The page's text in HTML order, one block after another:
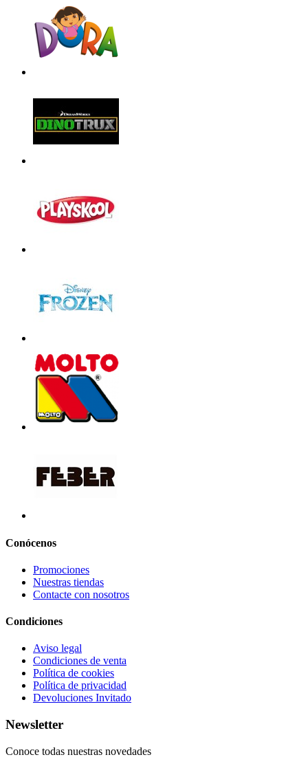
Conócenos
Promociones
Nuestras tiendas
Contacte con nosotros
Condiciones
Aviso legal
Condiciones de venta
Política de cookies
Política de privacidad
Devoluciones Invitado
Newsletter
Conoce todas nuestras novedades